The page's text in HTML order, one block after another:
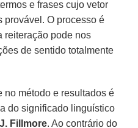
e frases cujo vetor
provável. O processo é
reiteração pode nos
de sentido totalmente
no método e resultados é
do significado linguístico
Fillmore. Ao contrário do